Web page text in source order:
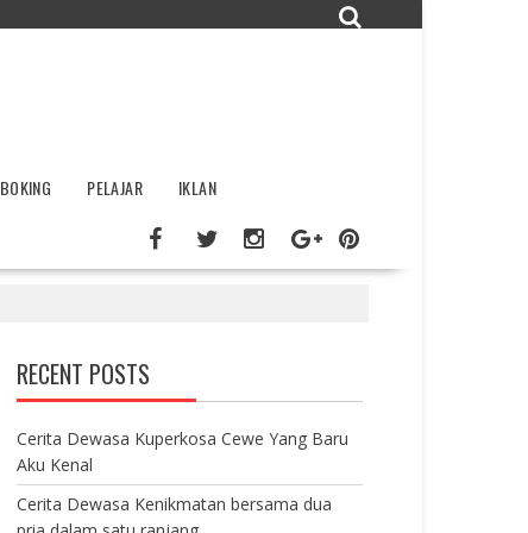
BOKING PELAJAR IKLAN
RECENT POSTS
Cerita Dewasa Kuperkosa Cewe Yang Baru
Aku Kenal
Cerita Dewasa Kenikmatan bersama dua